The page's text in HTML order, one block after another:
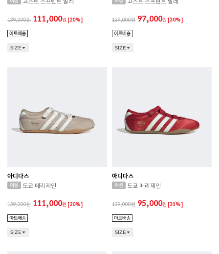
139,000 111,000원 [20%]
SIZE
139,000 97,000원 [30%]
SIZE
아디다스
도쿄 메리제인
139,000 111,000원 [20%]
SIZE
아디다스
도쿄 메리제인
139,000 95,000원 [31%]
SIZE